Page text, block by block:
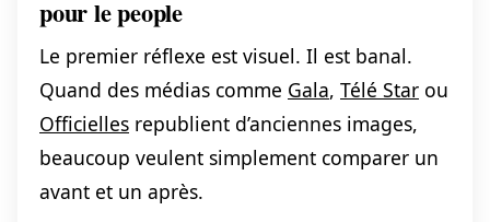
pour le people
Le premier réflexe est visuel. Il est banal.
Quand des médias comme Gala, Télé Star ou
Officielles republient d’anciennes images,
beaucoup veulent simplement comparer un
avant et un après.